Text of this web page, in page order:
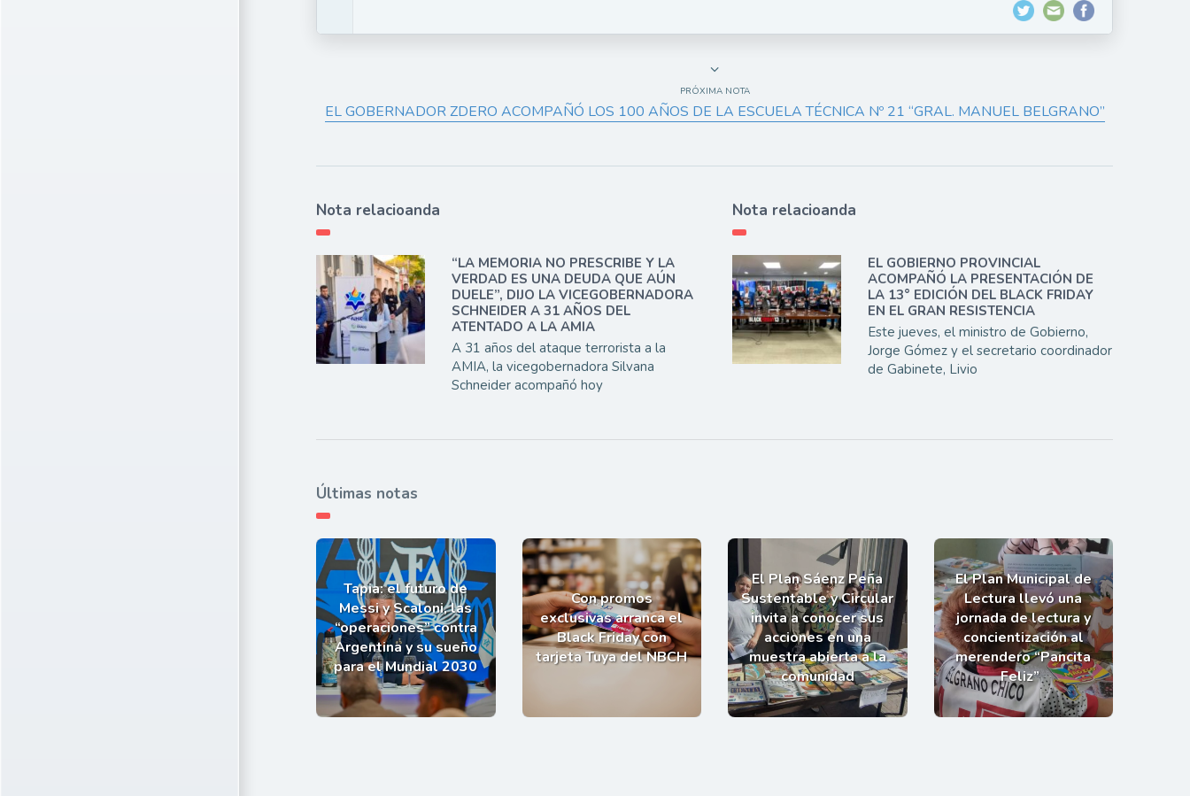
PRÓXIMA NOTA
EL GOBERNADOR ZDERO ACOMPAÑÓ LOS 100 AÑOS DE LA ESCUELA TÉCNICA Nº 21 “GRAL. MANUEL BELGRANO”
Nota relacioanda
“LA MEMORIA NO PRESCRIBE Y LA
VERDAD ES UNA DEUDA QUE AÚN
DUELE”, DIJO LA VICEGOBERNADORA
SCHNEIDER A 31 AÑOS DEL
ATENTADO A LA AMIA
A 31 años del ataque terrorista a la
AMIA, la vicegobernadora Silvana
Schneider acompañó hoy
Nota relacioanda
EL GOBIERNO PROVINCIAL
ACOMPAÑÓ LA PRESENTACIÓN DE
LA 13° EDICIÓN DEL BLACK FRIDAY
EN EL GRAN RESISTENCIA
Este jueves, el ministro de Gobierno,
Jorge Gómez y el secretario coordinador
de Gabinete, Livio
Últimas notas
Tapia: el futuro de
Messi y Scaloni, las
“operaciones” contra
Argentina y su sueño
para el Mundial 2030
Con promos
exclusivas arranca el
Black Friday con
tarjeta Tuya del NBCH
El Plan Sáenz Peña
Sustentable y Circular
invita a conocer sus
acciones en una
muestra abierta a la
comunidad
El Plan Municipal de
Lectura llevó una
jornada de lectura y
concientización al
merendero “Pancita
Feliz”